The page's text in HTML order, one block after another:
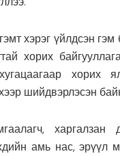
хэрэг үйлдсэн
хорих
хорих
шийдвэрлэсэн
амь нас,